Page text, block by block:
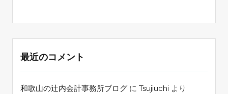
最近のコメント
和歌山の辻内会計事務所ブログに Tsujiuchi より